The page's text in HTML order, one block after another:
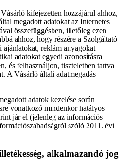
kifejezetten hozzájárul ahhoz,
megadott adatokat az Internetes
összefüggésben, illetőleg ezen
ahhoz, hogy részére a Szolgáltató
ajánlatokat, reklám anyagokat
adatokat egyedi azonosításra
és felhasználjon, tiszteletben tartva
A Vásárló általi adatmegadás
adatok kezelése során
vonatkozó mindenkor hatályos
jár el (jelenleg az információs
szóló 2011. évi
alkalmazandó jog